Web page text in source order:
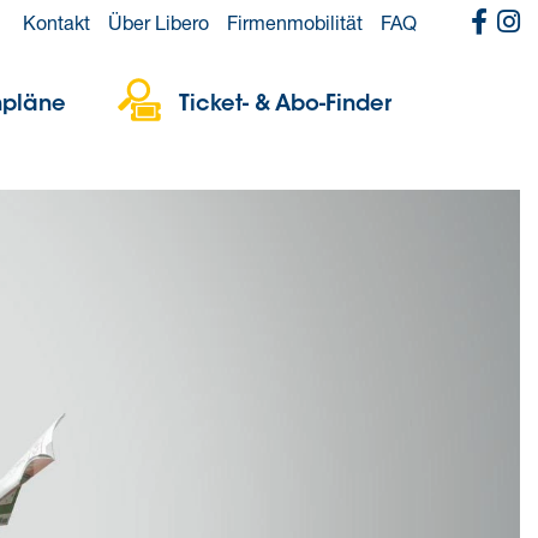
Kontakt Über Libero Firmenmobilität FAQ
Ticket- & Abo-Finder